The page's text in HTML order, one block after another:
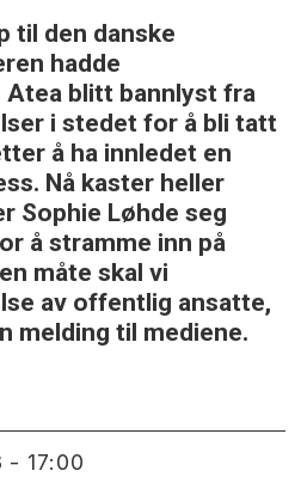
til den danske
hadde
blitt bannlyst fra
i stedet for å bli tatt
å ha innledet en
Nå kaster heller
Sophie Løhde seg
å stramme inn på
måte skal vi
av offentlig ansatte,
melding til mediene.
- 17:00